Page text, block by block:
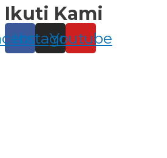
Skip
to
content
Ikuti Kami
Instagram
Youtube